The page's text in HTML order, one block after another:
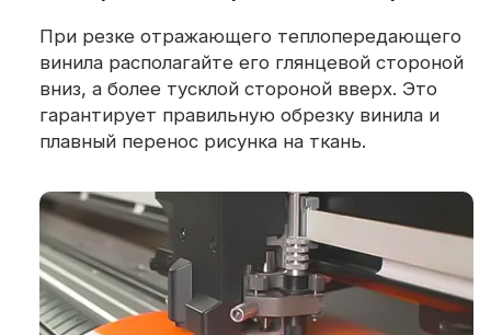
При резке отражающего теплопередающего
винила располагайте его глянцевой стороной
вниз, а более тусклой стороной вверх. Это
гарантирует правильную обрезку винила и
плавный перенос рисунка на ткань.